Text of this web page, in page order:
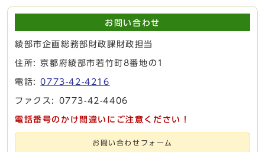
お問い合わせ
綾部市企画総務部財政課財政担当
住所: 京都府綾部市若竹町8番地の1
電話:0773-42-4216
ファクス: 0773-42-4406
電話番号のかけ間違いにご注意ください！
お問い合わせフォーム